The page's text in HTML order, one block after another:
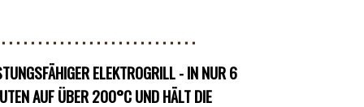
ELEKTROGRILL - IN NUR 6
AUF ÜBER 200°C UND HÄLT DIE